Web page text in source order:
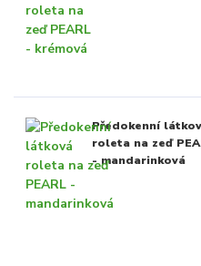
Předokenní
roleta na zeď
- mandarinková